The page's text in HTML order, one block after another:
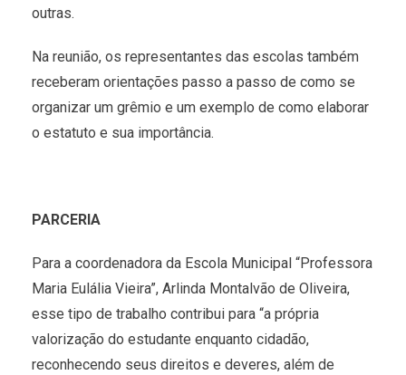
outras.
Na reunião, os representantes das escolas também
receberam orientações passo a passo de como se
organizar um grêmio e um exemplo de como elaborar
o estatuto e sua importância.
PARCERIA
Para a coordenadora da Escola Municipal “Professora
Maria Eulália Vieira”, Arlinda Montalvão de Oliveira,
esse tipo de trabalho contribui para “a própria
valorização do estudante enquanto cidadão,
reconhecendo seus direitos e deveres, além de